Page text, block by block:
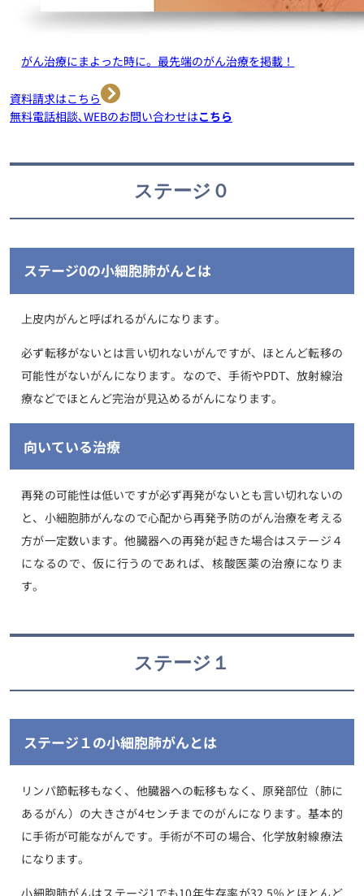
がん治療にまよった時に。最先端のがん治療を掲載！
資料請求はこちら
無料電話相談､WEBのお問い合わせはこちら
ステージ０
ステージ0の小細胞肺がんとは
上皮内がんと呼ばれるがんになります。
必ず転移がないとは言い切れないがんですが、ほとんど転移の
可能性がないがんになります。なので、手術やPDT、放射線治
療などでほとんど完治が見込めるがんになります。
向いている治療
再発の可能性は低いですが必ず再発がないとも言い切れないの
と、小細胞肺がんなので心配から再発予防のがん治療を考える
方が一定数います。他臓器への再発が起きた場合はステージ４
になるので、仮に行うのであれば、核酸医薬の治療になりま
す。
ステージ１
ステージ１の小細胞肺がんとは
リンパ節転移もなく、他臓器への転移もなく、原発部位（肺に
あるがん）の大きさが4センチまでのがんになります。基本的
に手術が可能ながんです。手術が不可の場合、化学放射線療法
になります。
小細胞肺がんはステージ1でも10年生存率が32.5％とほとんど